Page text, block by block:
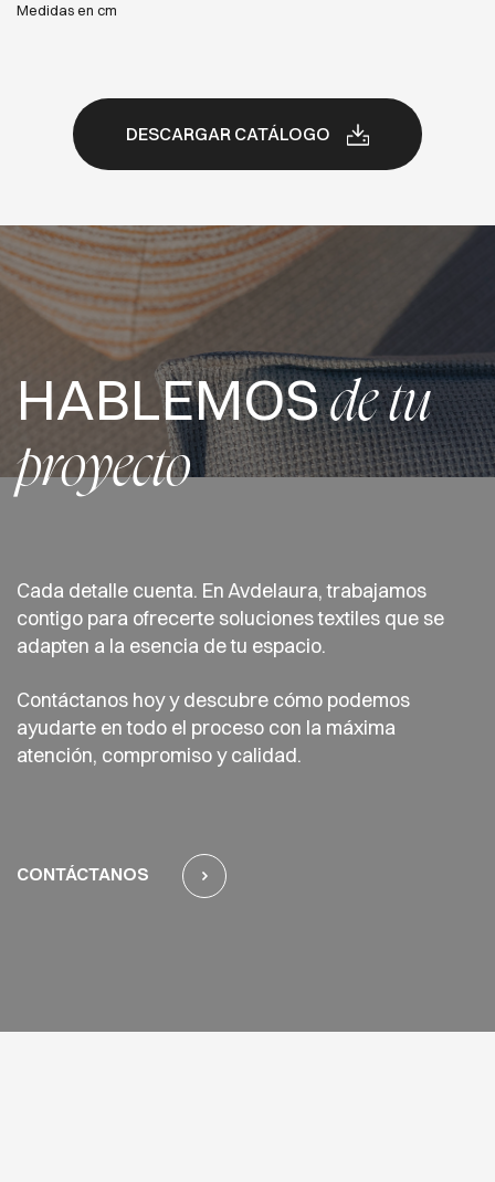
Medidas en cm
DESCARGAR CATÁLOGO
HABLEMOSde tu
proyecto
Cada detalle cuenta. En Avdelaura, trabajamos
contigo para ofrecerte soluciones textiles que se
adapten a la esencia de tu espacio.
Contáctanos hoy y descubre cómo podemos
ayudarte en todo el proceso con la máxima
atención, compromiso y calidad.
CONTÁCTANOS